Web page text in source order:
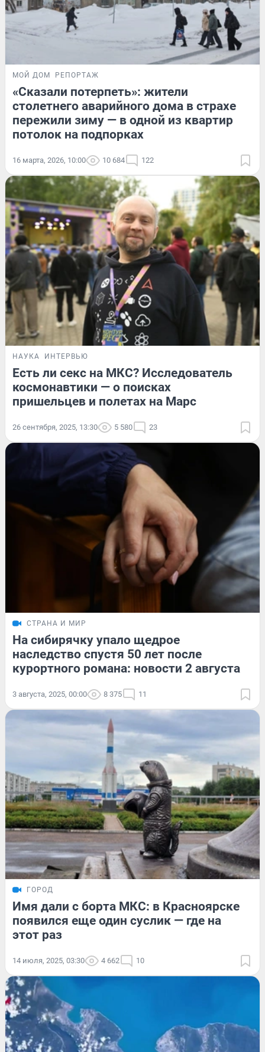
МОЙ ДОМ РЕПОРТАЖ
«Сказали потерпеть»: жители
столетнего аварийного дома в страхе
пережили зиму — в одной из квартир
потолок на подпорках
16 марта, 2026, 10:00 10 684 122
НАУКА ИНТЕРВЬЮ
Есть ли секс на МКС? Исследователь
космонавтики — о поисках
пришельцев и полетах на Марс
26 сентября, 2025, 13:30 5 580 23
СТРАНА И МИР
На сибирячку упало щедрое
наследство спустя 50 лет после
курортного романа: новости 2 августа
3 августа, 2025, 00:00 8 375 11
ГОРОД
Имя дали с борта МКС: в Красноярске
появился еще один суслик — где на
этот раз
14 июля, 2025, 03:30 4 662 10